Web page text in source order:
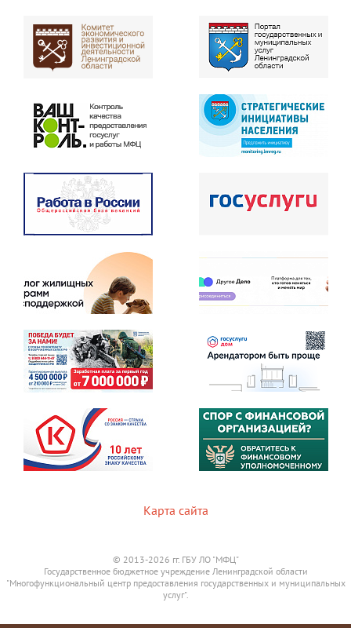
Карта сайта
© 2013-2026 гг. ГБУ ЛО "МФЦ"
Государственное бюджетное учреждение Ленинградской области
"Многофункциональный центр предоставления государственных и муниципальных
услуг".